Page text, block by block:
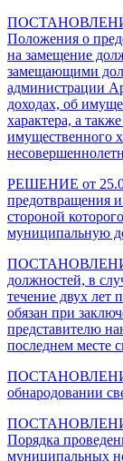
ПОСТАНОВЛЕНИЕ
Положения о
на замещение
замещающими
администрации
доходах, об
характера, а
имущественного
РЕШЕНИЕ от
предотвращения
стороной
муниципальную
ПОСТАНОВЛЕНИЕ
должностей, в
течение двух лет
обязан при
представителю
последнем месте
ПОСТАНОВЛЕНИЕ
обнародовании
ПОСТАНОВЛЕНИЕ
Порядка
муниципальных